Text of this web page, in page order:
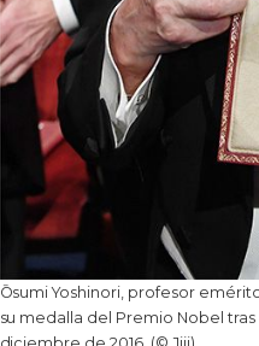
Ōsumi Yoshinori, profesor
su medalla del Premio Nobel